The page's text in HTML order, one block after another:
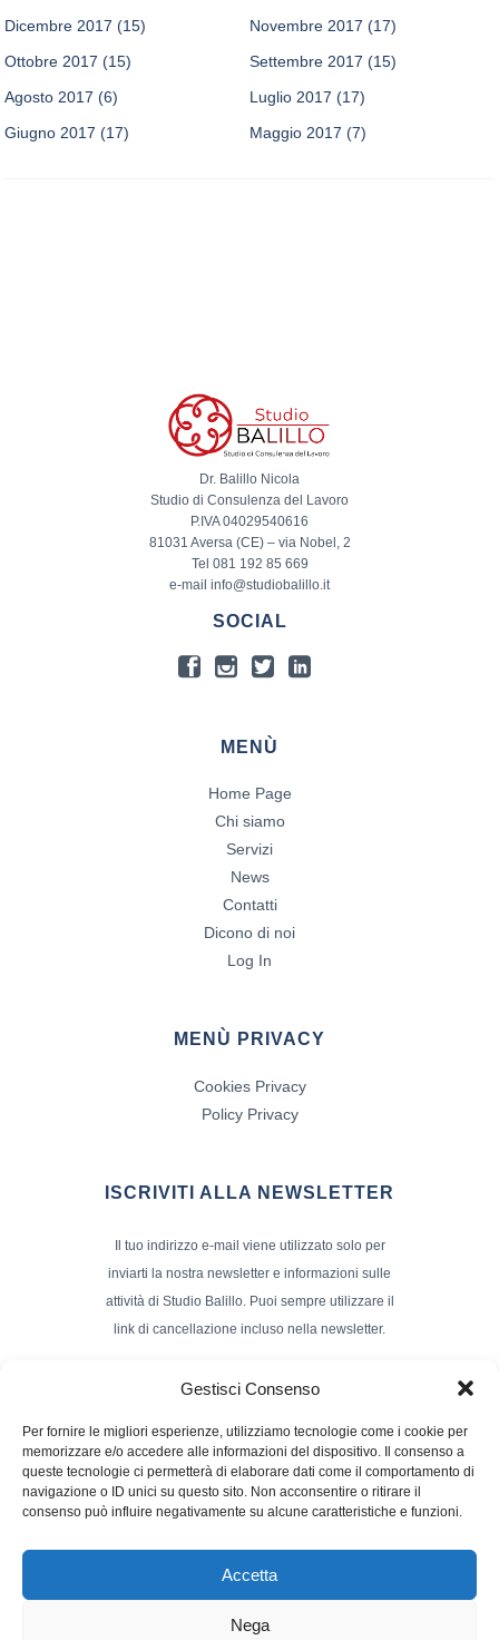
Gestisci Consenso
Per fornire le migliori esperienze, utilizziamo tecnologie come i cookie per
memorizzare e/o accedere alle informazioni del dispositivo. Il consenso a
queste tecnologie ci permetterà di elaborare dati come il comportamento di
navigazione o ID unici su questo sito. Non acconsentire o ritirare il
consenso può influire negativamente su alcune caratteristiche e funzioni.
Accetta
Nega
Dicembre 2017 (15) Novembre 2017 (17)
Ottobre 2017 (15) Settembre 2017 (15)
Agosto 2017 (6) Luglio 2017 (17)
Giugno 2017 (17) Maggio 2017 (7)
Dr. Balillo Nicola
Studio di Consulenza del Lavoro
P.IVA 04029540616
81031 Aversa (CE) – via Nobel, 2
Tel 081 192 85 669
e-mail info@studiobalillo.it
SOCIAL
MENÙ
Home Page
Chi siamo
Servizi
News
Contatti
Dicono di noi
Log In
MENÙ PRIVACY
Cookies Privacy
Policy Privacy
ISCRIVITI ALLA NEWSLETTER
Il tuo indirizzo e-mail viene utilizzato solo per
inviarti la nostra newsletter e informazioni sulle
attività di Studio Balillo. Puoi sempre utilizzare il
link di cancellazione incluso nella newsletter.
Nome e Cognome
Powerd by :Studio70